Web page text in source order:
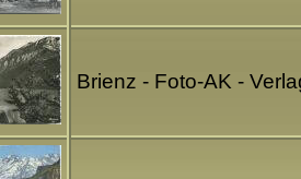
Brienz - Foto-AK -